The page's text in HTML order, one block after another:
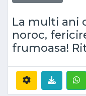
La multi ani
noroc,
frumoasa!